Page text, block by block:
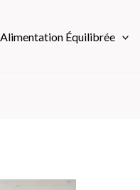
Alimentation Équilibrée